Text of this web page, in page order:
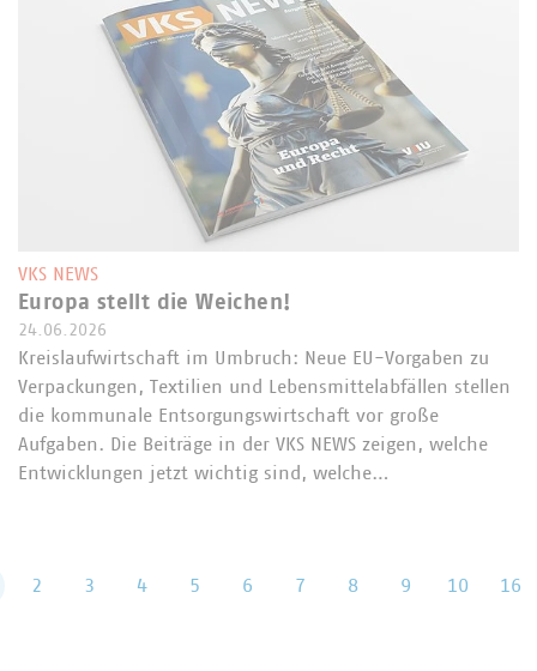
VKS NEWS
Europa stellt die Weichen!
24.06.2026
Kreislaufwirtschaft im Umbruch: Neue EU-Vorgaben zu
Verpackungen, Textilien und Lebensmittelabfällen stellen
die kommunale Entsorgungswirtschaft vor große
Aufgaben. Die Beiträge in der VKS NEWS zeigen, welche
Entwicklungen jetzt wichtig sind, welche…
2 3 4 5 6 7 8 9 10 16